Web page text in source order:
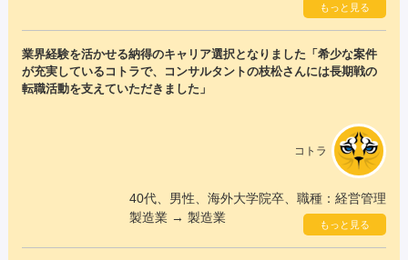
もっと見る
業界経験を活かせる納得のキャリア選択となりました「希少な案件
が充実しているコトラで、コンサルタントの枝松さんには長期戦の
転職活動を支えていただきました」
コトラ
40代、男性、海外大学院卒、職種：経営管理
製造業 → 製造業
もっと見る